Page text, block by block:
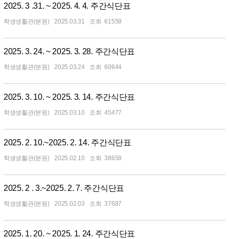
2025. 3 .31. ~ 2025. 4. 4. 주간식단표
학생생활관(분원) 2025.03.31 61559
2025. 3. 24. ~ 2025. 3. 28. 주간식단표
학생생활관(분원) 2025.03.24 60644
2025. 3. 10. ~ 2025. 3. 14. 주간식단표
학생생활관(분원) 2025.03.10 45477
2025. 2. 10.~2025. 2. 14. 주간식단표
학생생활관(분원) 2025.02.10 38658
2025. 2 . 3.~2025. 2. 7. 주간식단표
학생생활관(분원) 2025.02.03 37687
2025. 1. 20. ~ 2025. 1. 24. 주간식단표